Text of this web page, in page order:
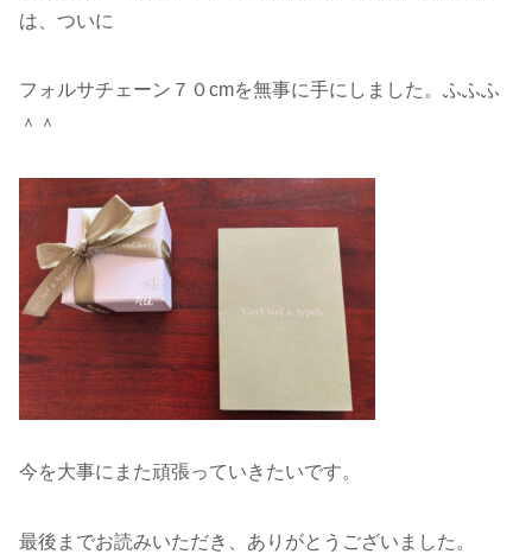
は、ついに
フォルサチェーン７０cmを無事に手にしました。ふふふ
＾＾
今を大事にまた頑張っていきたいです。
最後までお読みいただき、ありがとうございました。